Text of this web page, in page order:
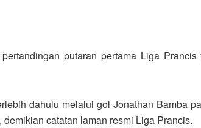
putaran pertama Liga
dahulu melalui gol Jonathan Bamba
catatan laman resmi Liga Prancis.